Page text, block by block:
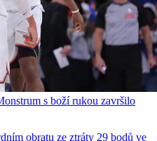
s boží rukou završilo
obratu ze ztráty 29 bodů ve